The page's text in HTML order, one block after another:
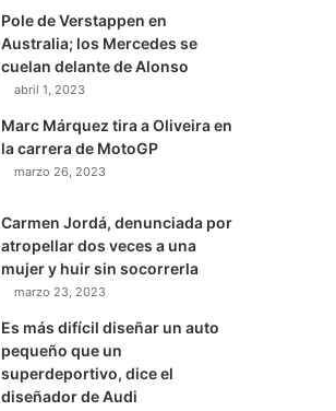
Pole de Verstappen en
Australia; los Mercedes se
cuelan delante de Alonso
abril 1, 2023
Marc Márquez tira a Oliveira en
la carrera de MotoGP
marzo 26, 2023
Carmen Jordá, denunciada por
atropellar dos veces a una
mujer y huir sin socorrerla
marzo 23, 2023
Es más difícil diseñar un auto
pequeño que un
superdeportivo, dice el
diseñador de Audi